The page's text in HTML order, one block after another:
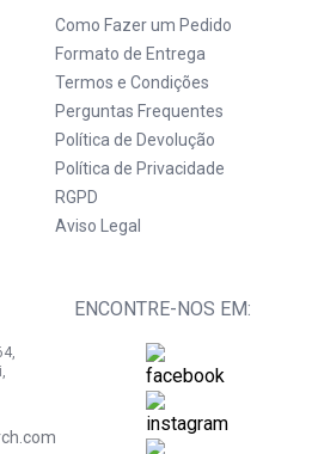
Como Fazer um Pedido
Formato de Entrega
Termos e Condições
Perguntas Frequentes
Política de Devolução
Política de Privacidade
RGPD
Aviso Legal
ENCONTRE-NOS EM: